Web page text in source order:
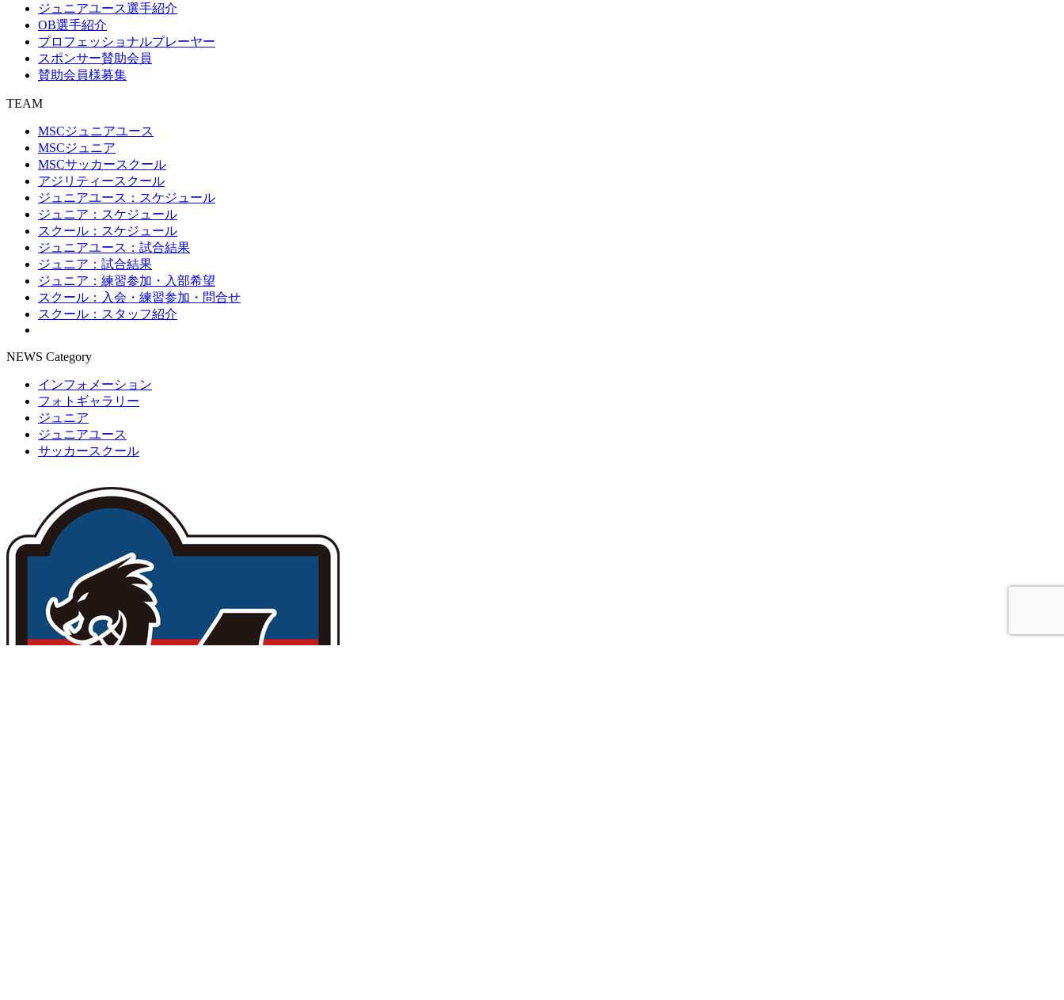
ジュニアユース選手紹介
OB選手紹介
プロフェッショナルプレーヤー
スポンサー賛助会員
賛助会員様募集
TEAM
MSCジュニアユース
MSCジュニア
MSCサッカースクール
アジリティースクール
ジュニアユース：スケジュール
ジュニア：スケジュール
スクール：スケジュール
ジュニアユース：試合結果
ジュニア：試合結果
ジュニア：練習参加・入部希望
スクール：入会・練習参加・問合せ
スクール：スタッフ紹介
NEWS Category
インフォメーション
フォトギャラリー
ジュニア
ジュニアユース
サッカースクール